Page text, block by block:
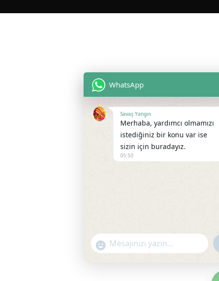
WhatsApp
Savaş Yangın
Merhaba, yardımcı olmamızı
istediğiniz bir konu var ise
sizin için buradayız.
05:50
WhatsApp Message